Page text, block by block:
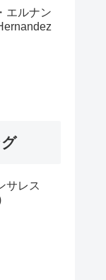
エルナン
サレス